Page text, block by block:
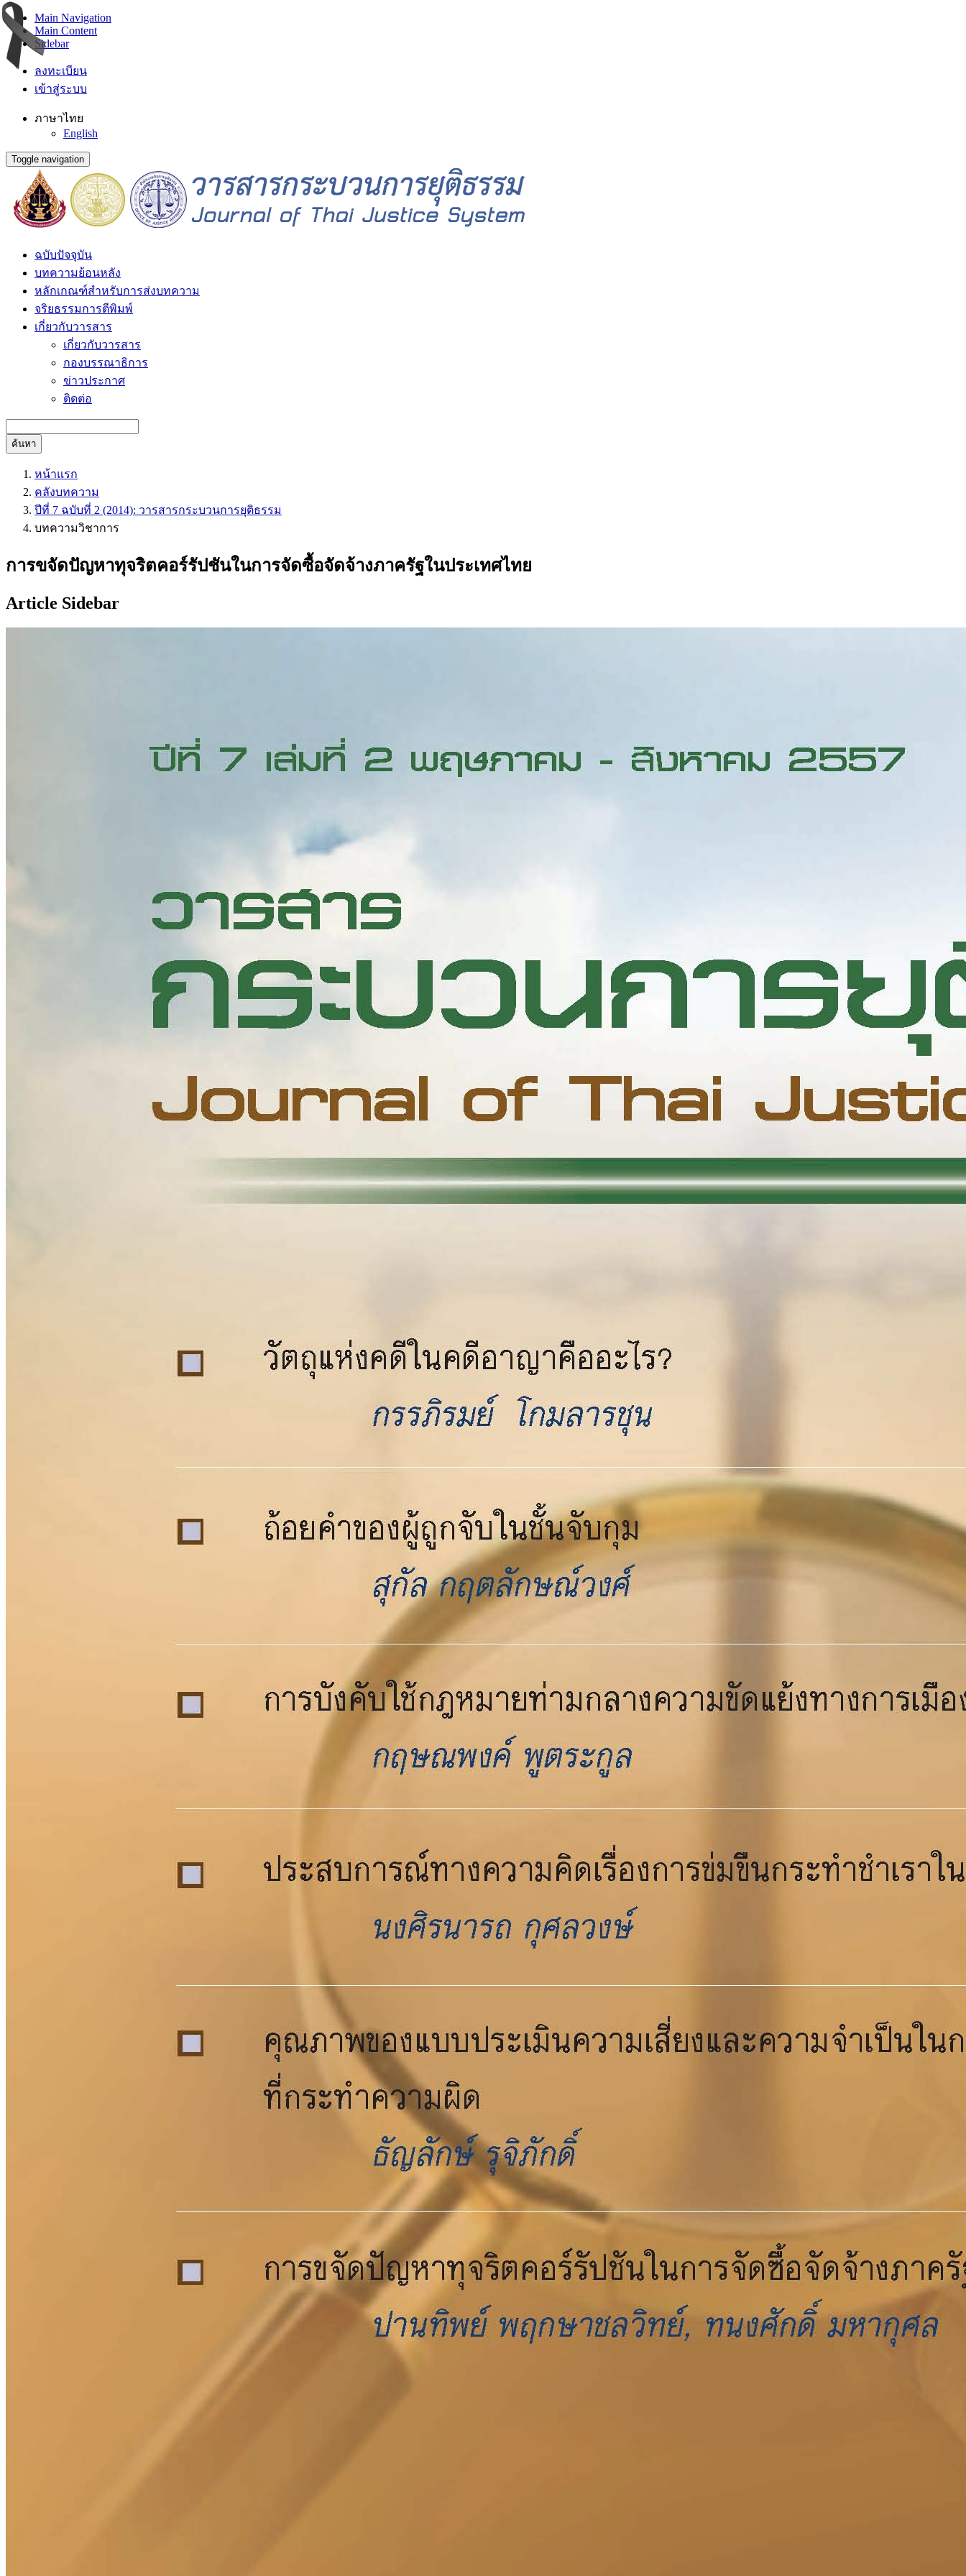
Main Navigation
Main Content
Sidebar
ลงทะเบียน
เข้าสู่ระบบ
ภาษาไทย
English
Toggle navigation
ฉบับปัจจุบัน
บทความย้อนหลัง
หลักเกณฑ์สำหรับการส่งบทความ
จริยธรรมการตีพิมพ์
เกี่ยวกับวารสาร
เกี่ยวกับวารสาร
กองบรรณาธิการ
ข่าวประกาศ
ติดต่อ
ค้นหา
หน้าแรก
คลังบทความ
ปีที่ 7 ฉบับที่ 2 (2014): วารสารกระบวนการยุติธรรม
บทความวิชาการ
การขจัดปัญหาทุจริตคอร์รัปชันในการจัดซื้อจัดจ้างภาครัฐในประเทศไทย
Article Sidebar